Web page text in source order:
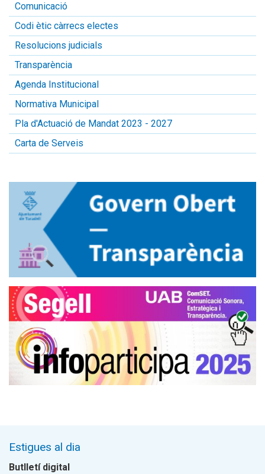
Comunicació
Codi ètic càrrecs electes
Resolucions judicials
Transparència
Agenda Institucional
Normativa Municipal
Pla d'Actuació de Mandat 2023 - 2027
Carta de Serveis
Estigues al dia
Butlletí digital